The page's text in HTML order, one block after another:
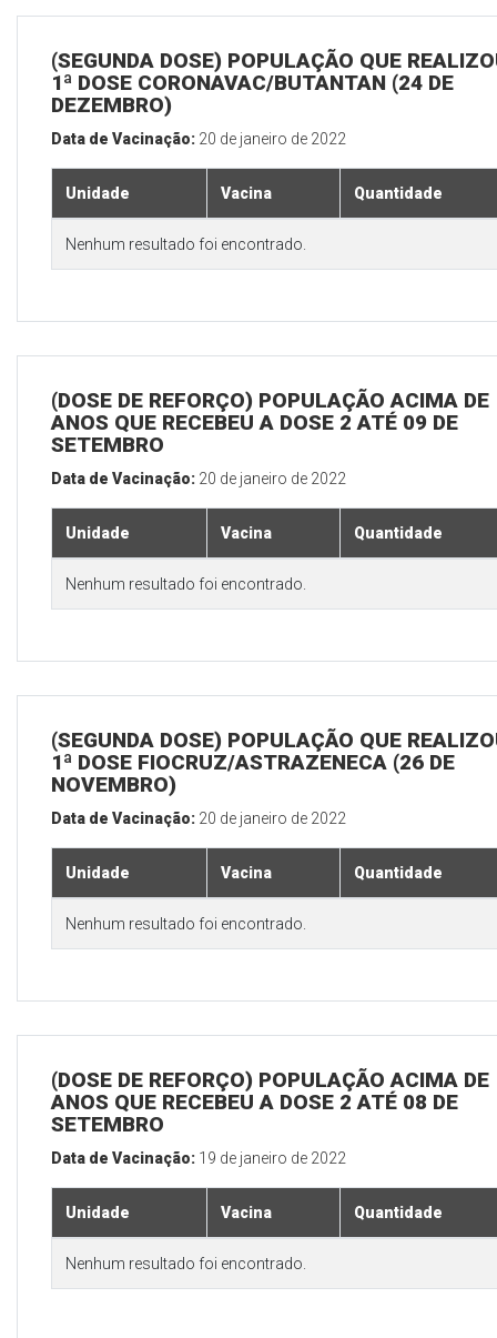
(SEGUNDA DOSE) POPULAÇÃO QUE
1ª DOSE CORONAVAC/BUTANTAN (24 DE
DEZEMBRO)
Data de Vacinação: 20 de janeiro de 2022
Unidade Vacina Quantidade
Nenhum resultado foi encontrado.
(DOSE DE REFORÇO) POPULAÇÃO ACIMA DE
ANOS QUE RECEBEU A DOSE 2 ATÉ 09 DE
SETEMBRO
Data de Vacinação: 20 de janeiro de 2022
Unidade Vacina Quantidade
Nenhum resultado foi encontrado.
(SEGUNDA DOSE) POPULAÇÃO QUE
1ª DOSE FIOCRUZ/ASTRAZENECA (26 DE
NOVEMBRO)
Data de Vacinação: 20 de janeiro de 2022
Unidade Vacina Quantidade
Nenhum resultado foi encontrado.
(DOSE DE REFORÇO) POPULAÇÃO ACIMA DE
ANOS QUE RECEBEU A DOSE 2 ATÉ 08 DE
SETEMBRO
Data de Vacinação: 19 de janeiro de 2022
Unidade Vacina Quantidade
Nenhum resultado foi encontrado.